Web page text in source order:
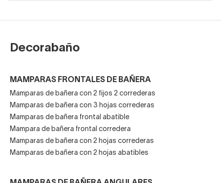
Decorabaño
MAMPARAS FRONTALES DE BAÑERA
Mamparas de bañera con 2 fijos 2 correderas
Mamparas de bañera con 3 hojas correderas
Mamparas de bañera frontal abatible
Mampara de bañera frontal corredera
Mamparas de bañera con 2 hojas correderas
Mamparas de bañera con 2 hojas abatibles